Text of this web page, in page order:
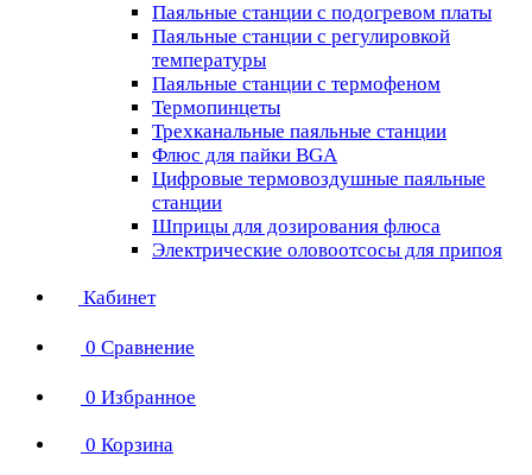
Паяльные станции с подогревом платы
Паяльные станции с регулировкой
температуры
Паяльные станции с термофеном
Термопинцеты
Трехканальные паяльные станции
Флюс для пайки BGA
Цифровые термовоздушные паяльные
станции
Шприцы для дозирования флюса
Электрические оловоотсосы для припоя
Кабинет
0 Сравнение
0 Избранное
0 Корзина